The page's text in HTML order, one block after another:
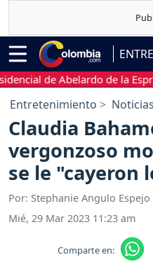
de Abelardo de la Espriella
Entretenimiento Noticias
Claudia
vergonzoso
se le "cayeron
Por: Stephanie Angulo
Mié, 29 Mar 2023 11:23 am
Comparte en: